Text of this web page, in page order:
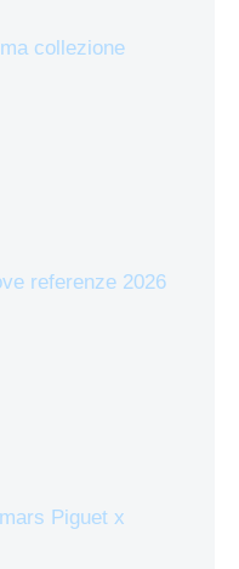
collezione
referenze 2026
Piguet x